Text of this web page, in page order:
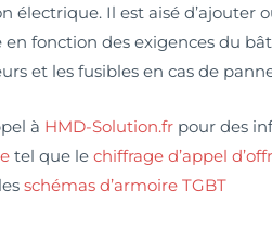
électrique. Il est aisé d’ajouter
fonction des exigences du
et les fusibles en cas de
à HMD-Solution.fr pour des
tel que lechiffrage d’appel
schémas d’armoire TGBT